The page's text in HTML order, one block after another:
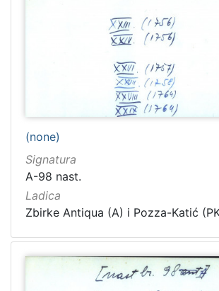
(none)
Signatura
A-98 nast.
Ladica
Zbirke Antiqua (A) i Pozza-Katić